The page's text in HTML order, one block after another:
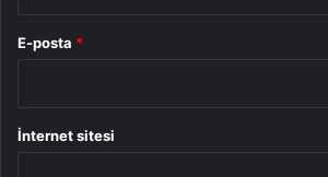
E-posta *
İnternet sitesi